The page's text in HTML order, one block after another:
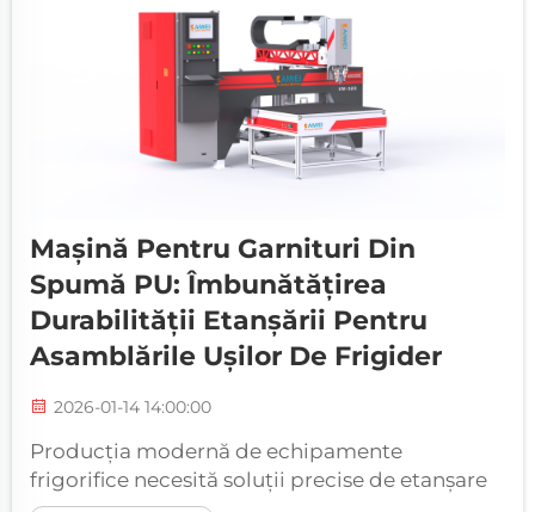
Mașină Pentru Garnituri Din
Spumă PU: Îmbunătățirea
Durabilității Etanșării Pentru
Asamblările Ușilor De Frigider
2026-01-14 14:00:00
Producția modernă de echipamente
frigorifice necesită soluții precise de etanșare